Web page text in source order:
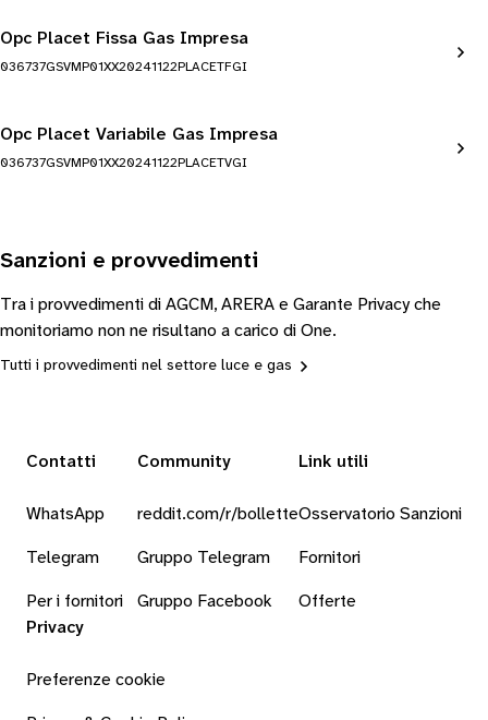
Opc Placet Fissa Gas Impresa
036737GSVMP01XX20241122PLACETFGI
Opc Placet Variabile Gas Impresa
036737GSVMP01XX20241122PLACETVGI
Sanzioni e provvedimenti
Tra i provvedimenti di AGCM, ARERA e Garante Privacy che
monitoriamo non ne risultano a carico di One.
Tutti i provvedimenti nel settore luce e gas
Contatti
WhatsApp
Telegram
Per i fornitori
Community
reddit.com/r/bollette
Gruppo Telegram
Gruppo Facebook
Link utili
Osservatorio Sanzioni
Fornitori
Offerte
Privacy
Preferenze cookie